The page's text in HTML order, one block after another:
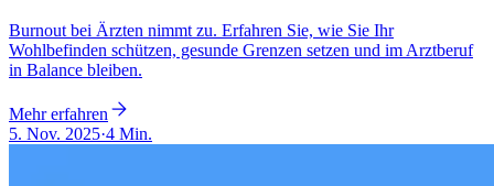
Burnout bei Ärzten nimmt zu. Erfahren Sie, wie Sie Ihr
Wohlbefinden schützen, gesunde Grenzen setzen und im Arztberuf
in Balance bleiben.
Mehr erfahren
5. Nov. 2025·4 Min.